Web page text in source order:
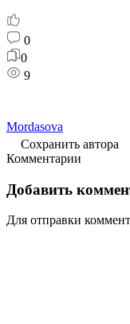
0
0
9
Mordasova
Сохранить автора
Комментарии
Добавить
Для отправки